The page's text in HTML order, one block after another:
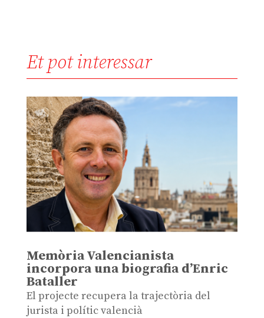
Et pot interessar
Memòria Valencianista
incorpora una biografia d’Enric
Bataller
El projecte recupera la trajectòria del
jurista i polític valencià